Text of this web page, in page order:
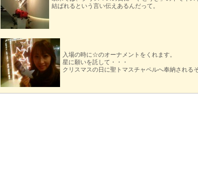
結ばれるという言い伝えあるんだって。
入場の時に☆のオーナメントをくれます。
星に願いを託して・・・
クリスマスの日に聖トマスチャペルへ奉納される